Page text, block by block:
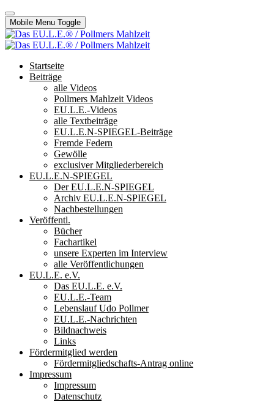
Mobile Menu Toggle
Startseite
Beiträge
alle Videos
Pollmers Mahlzeit Videos
EU.L.E.-Videos
alle Textbeiträge
EU.L.E.N-SPIEGEL-Beiträge
Fremde Federn
Gewölle
exclusiver Mitgliederbereich
EU.L.E.N-SPIEGEL
Der EU.L.E.N-SPIEGEL
Archiv EU.L.E.N-SPIEGEL
Nachbestellungen
Veröffentl.
Bücher
Fachartikel
unsere Experten im Interview
alle Veröffentlichungen
EU.L.E. e.V.
Das EU.L.E. e.V.
EU.L.E.-Team
Lebenslauf Udo Pollmer
EU.L.E.-Nachrichten
Bildnachweis
Links
Fördermitglied werden
Fördermitgliedschafts-Antrag online
Impressum
Impressum
Datenschutz